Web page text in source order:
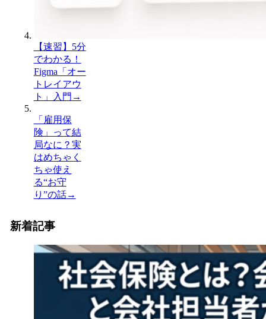
【速習】5分
でわかる！
Figma「オー
トレイアウ
ト」入門 →
「雇用保
険」って結
局なに？実
はめちゃく
ちゃ使え
る“お守
り”の話→
新着記事